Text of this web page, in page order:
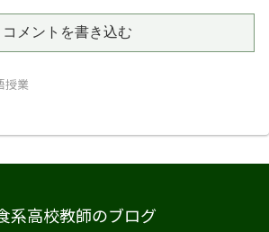
コメントを書き込む
授業
系高校教師のブログ